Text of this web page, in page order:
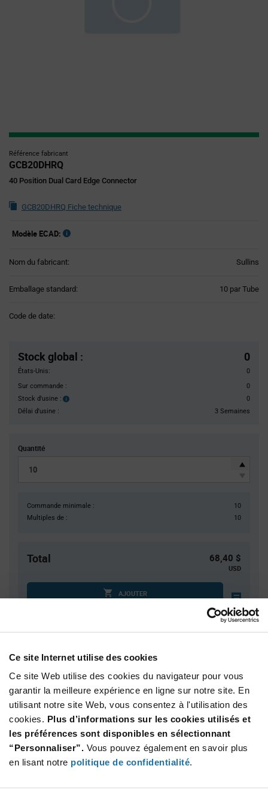
Ce site Internet utilise des cookies
Ce site Web utilise des cookies du navigateur pour vous
garantir la meilleure expérience en ligne sur notre site. En
utilisant notre site Web, vous consentez à l'utilisation des
cookies. Plus d’informations sur les cookies utilisés et
les préférences sont disponibles en sélectionnant
“Personnaliser”. Vous pouvez également en savoir plus
en lisant notre politique de confidentialité.
Référence fabricant
GCB20DHRQ
40 Position Dual Card Edge Connector
GCB20DHRQ Fiche technique
Modèle ECAD:
Nom du fabricant: Sullins
Emballage standard: 10 par Tube
Code de date:
Stock global : 0
États-Unis:
0
Sur commande :
0
Stock d'usine :
Stock
0
Délai d'usine :
3 Semaines
Quantité
Commande minimale :
10
Multiples de :
10
Total 68,40 $
USD
AJOUTER
50
150
$6.69
250+
$6.63
Information